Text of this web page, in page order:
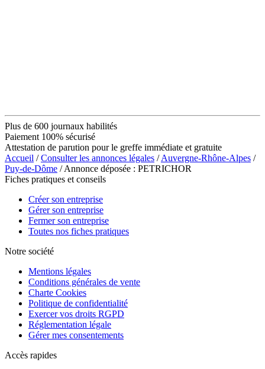
Plus de 600 journaux habilités
Paiement 100% sécurisé
Attestation de parution pour le greffe immédiate et gratuite
Accueil /Consulter les annonces légales /Auvergne-Rhône-Alpes /
Puy-de-Dôme / Annonce déposée : PETRICHOR
Fiches pratiques et conseils
Créer son entreprise
Gérer son entreprise
Fermer son entreprise
Toutes nos fiches pratiques
Notre société
Mentions légales
Conditions générales de vente
Charte Cookies
Politique de confidentialité
Exercer vos droits RGPD
Réglementation légale
Gérer mes consentements
Accès rapides